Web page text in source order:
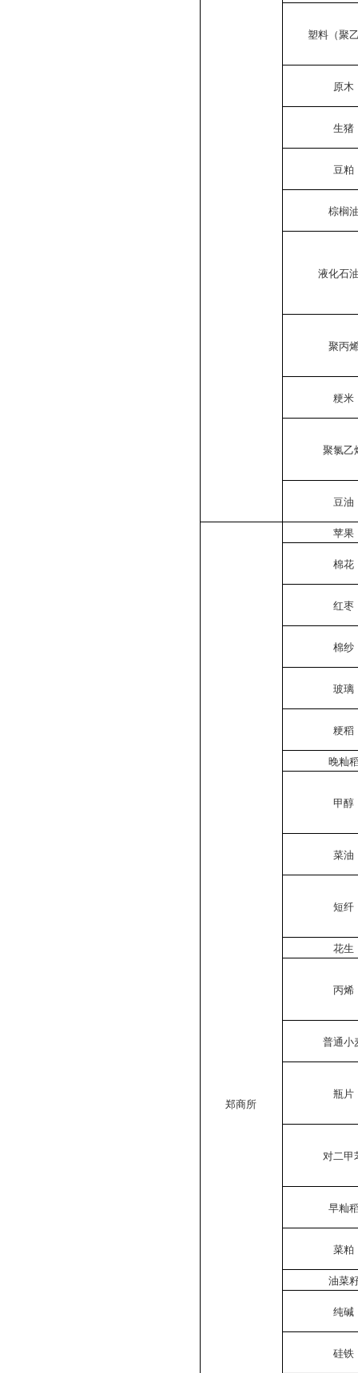
塑料（聚
原木
生猪
豆粕
棕榈
液化石
聚丙
粳米
聚氯乙
豆油
郑商所
苹果
棉花
红枣
棉纱
玻璃
粳稻
晚籼
甲醇
菜油
短纤
花生
丙烯
普通小
瓶片
对二甲
早籼
菜粕
油菜
纯碱
硅铁